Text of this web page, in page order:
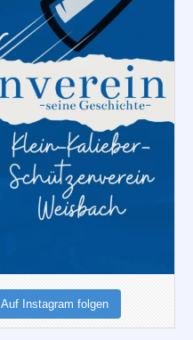
Auf Instagram folgen